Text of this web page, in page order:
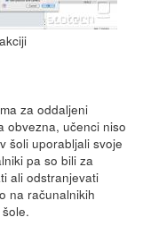
za oddaljeni
obvezna, učenci niso
šoli uporabljali svoje
pa so bili za
ali odstranjevati
na računalnikih